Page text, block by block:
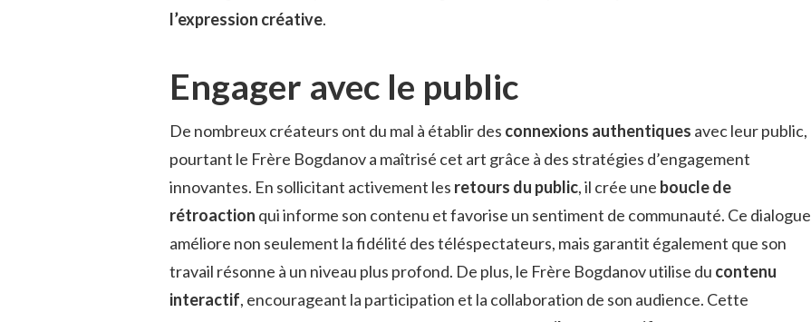
l’expression créative.
Engager avec le public
De nombreux créateurs ont du mal à établir des connexions authentiques avec leur public,
pourtant le Frère Bogdanov a maîtrisé cet art grâce à des stratégies d’engagement
innovantes. En sollicitant activement les retours du public, il crée une boucle de
rétroaction qui informe son contenu et favorise un sentiment de communauté. Ce dialogue
améliore non seulement la fidélité des téléspectateurs, mais garantit également que son
travail résonne à un niveau plus profond. De plus, le Frère Bogdanov utilise du contenu
interactif, encourageant la participation et la collaboration de son audience. Cette